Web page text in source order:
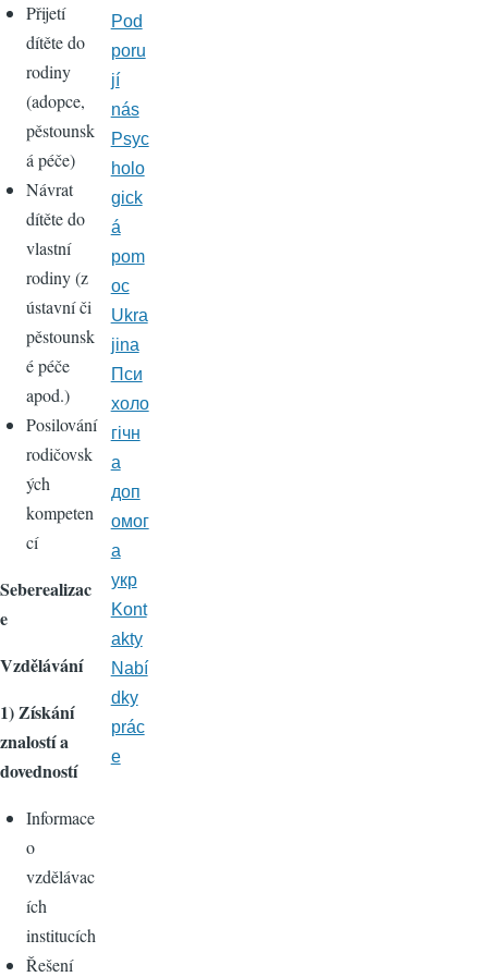
Přijetí
dítěte do
rodiny
(adopce,
pěstounsk
á péče)
Návrat
dítěte do
vlastní
rodiny (z
ústavní či
pěstounsk
é péče
apod.)
Posilování
rodičovsk
ých
kompeten
cí
Seberealizac
e
Vzdělávání
1) Získání
znalostí a
dovedností
Informace
o
vzdělávac
ích
institucích
Řešení
Pod
poru
jí
nás
Psyc
holo
gick
á
pom
oc
Ukra
jina
Пси
холо
гічн
а
доп
омог
а
укр
Kont
akty
Nabí
dky
prác
e